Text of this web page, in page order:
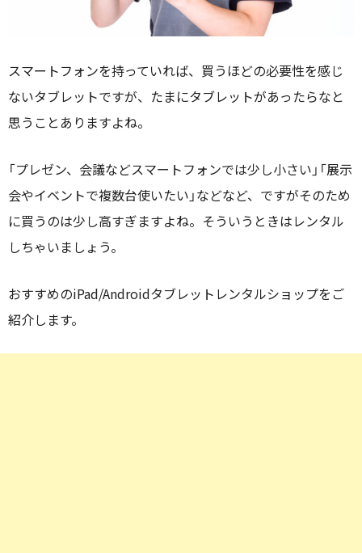
スマートフォンを持っていれば、買うほどの必要性を感じ
ないタブレットですが、たまにタブレットがあったらなと
思うことありますよね。
「プレゼン、会議などスマートフォンでは少し小さい」「展示
会やイベントで複数台使いたい」などなど、ですがそのため
に買うのは少し高すぎますよね。そういうときはレンタル
しちゃいましょう。
おすすめのiPad/Androidタブレットレンタルショップをご
紹介します。